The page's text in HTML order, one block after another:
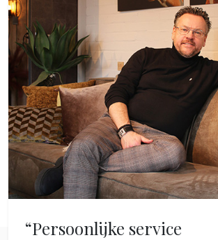
“Persoonlijke service